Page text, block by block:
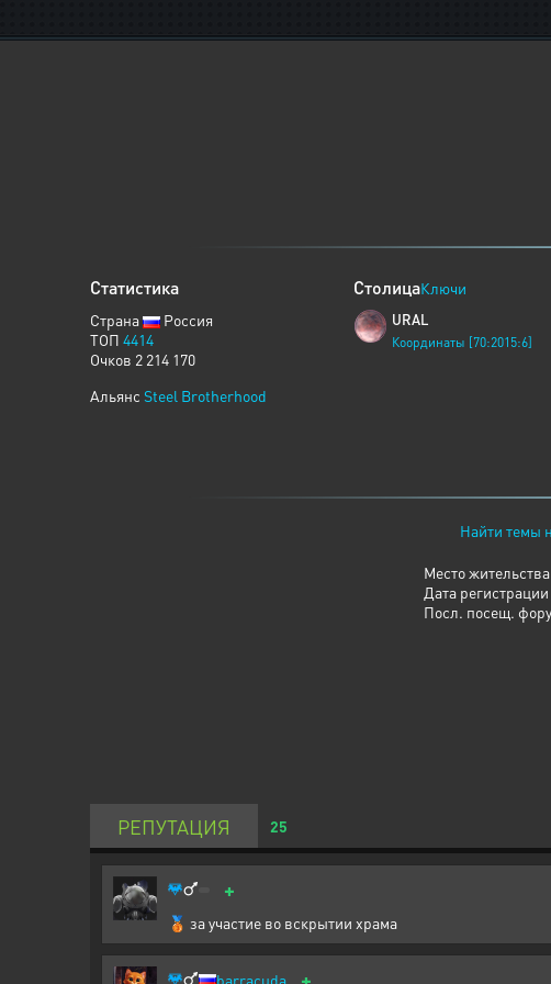
Статистика
Страна
Россия
ТОП 4414
Очков 2 214 170
Альянс Steel Brotherhood
СтолицаКлючи
URAL
Координаты [70:2015:6]
Найти темы
Место жительства
Дата регистрации
Посл. посещ.
РЕПУТАЦИЯ 25
+
🥉 за участие во вскрытии храма
barracuda